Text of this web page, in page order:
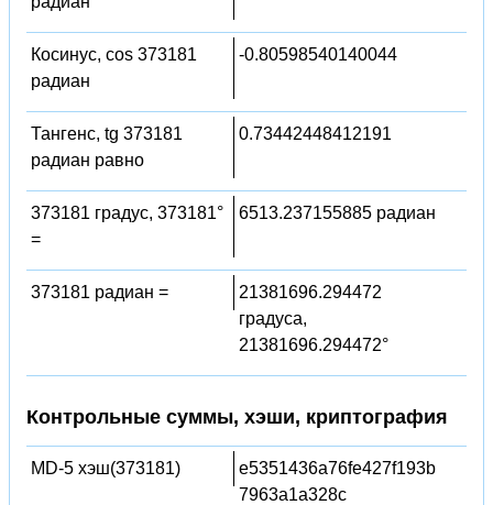
Косинус, cos 373181
радиан
-0.80598540140044
Тангенс, tg 373181
радиан равно
0.73442448412191
373181 градус, 373181°
=
6513.237155885 радиан
373181 радиан =
21381696.294472
градуса,
21381696.294472°
Контрольные суммы, хэши, криптография
MD-5 хэш(373181)
e5351436a76fe427f193b
7963a1a328c